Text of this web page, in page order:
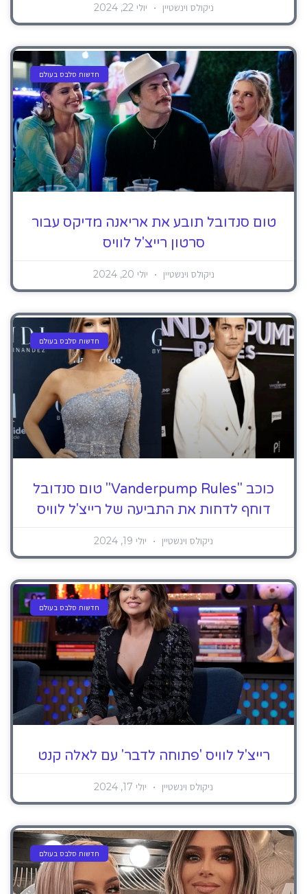
ניקולס וינשטיין יולי 22, 2024
חדשות סלבס בעולם
טום סנדובל תובע את אריאנה מדיקס עבור
סרטון רייצ'ל לוויס
ניקולס וינשטיין יולי 20, 2024
חדשות סלבס בעולם
כוכב "Vanderpump Rules" טום סנדובל
דוחף לדחות את התביעה של רייצ'ל לוויס
ניקולס וינשטיין יולי 19, 2024
חדשות סלבס בעולם
רייצ'ל לוויס 'פתוחה לדבר' עם לאלה קנט
ניקולס וינשטיין יולי 17, 2024
חדשות סלבס בעולם